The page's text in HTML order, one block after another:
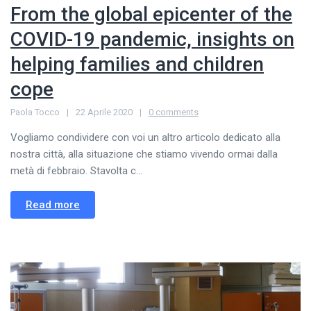
From the global epicenter of the
COVID-19 pandemic, insights on
helping families and children
cope
Paola Tocco 22 Aprile 2020 0 comments
Vogliamo condividere con voi un altro articolo dedicato alla
nostra città, alla situazione che stiamo vivendo ormai dalla
metà di febbraio. Stavolta c...
Read more